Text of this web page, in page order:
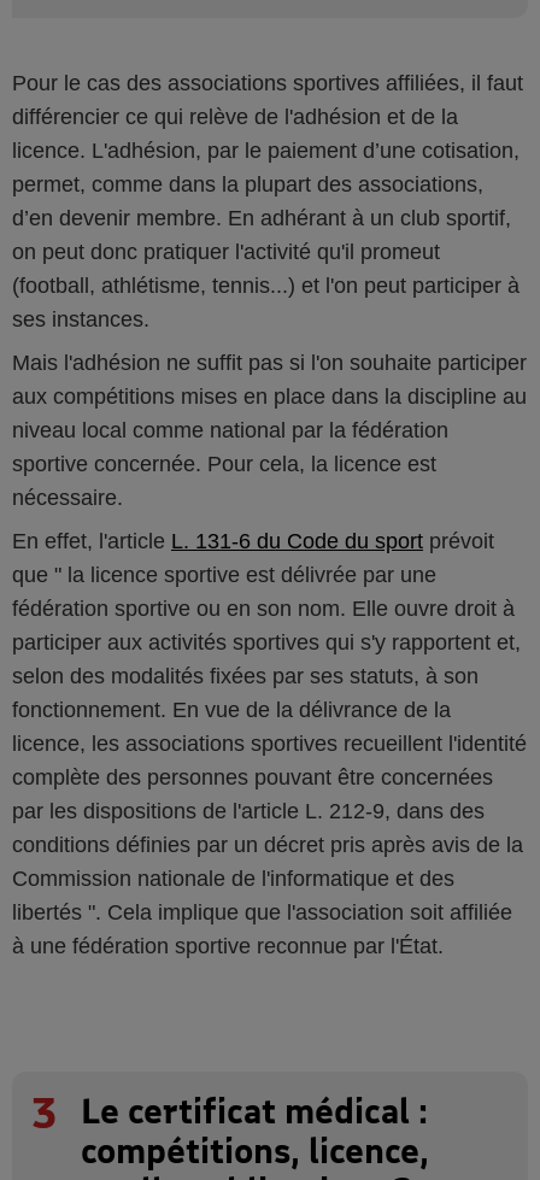
Pour le cas des associations sportives affiliées, il faut
différencier ce qui relève de l'adhésion et de la
licence. L'adhésion, par le paiement d’une cotisation,
permet, comme dans la plupart des associations,
d’en devenir membre. En adhérant à un club sportif,
on peut donc pratiquer l'activité qu'il promeut
(football, athlétisme, tennis...) et l'on peut participer à
ses instances.
Mais l'adhésion ne suffit pas si l'on souhaite participer
aux compétitions mises en place dans la discipline au
niveau local comme national par la fédération
sportive concernée. Pour cela, la licence est
nécessaire.
En effet, l'article L. 131-6 du Code du sport prévoit
que " la licence sportive est délivrée par une
fédération sportive ou en son nom. Elle ouvre droit à
participer aux activités sportives qui s'y rapportent et,
selon des modalités fixées par ses statuts, à son
fonctionnement. En vue de la délivrance de la
licence, les associations sportives recueillent l'identité
complète des personnes pouvant être concernées
par les dispositions de l'article L. 212-9, dans des
conditions définies par un décret pris après avis de la
Commission nationale de l'informatique et des
libertés ". Cela implique que l'association soit affiliée
à une fédération sportive reconnue par l'État.
3
Le certificat médical :
compétitions, licence,